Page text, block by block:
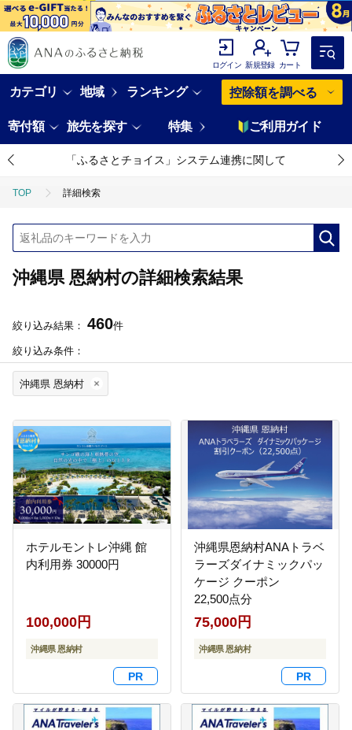
ログイン 新規登録 カート
カテゴリ 地域 ランキング 控除額を調べる
寄付額 旅先を探す 特集 ご利用ガイド
「ふるさとチョイス」システム連携に関して
TOP 詳細検索
沖縄県 恩納村の詳細検索結果
絞り込み結果： 460件
絞り込み条件：
沖縄県 恩納村
ホテルモントレ沖縄 館
内利用券 30000円
100,000円
沖縄県 恩納村
沖縄県恩納村ANAトラベ
ラーズダイナミックパッ
ケージ クーポン
22,500点分
75,000円
沖縄県 恩納村